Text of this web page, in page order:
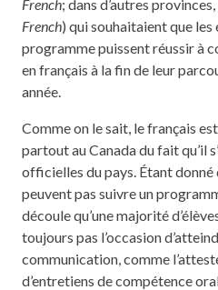
French; dans d’autres
French) qui souhaitaient que les
programme puissent réussir à
en français à la fin de leur
année.
Comme on le sait, le français
partout au Canada du fait qu’il
officielles du pays. Étant donné
peuvent pas suivre un
découle qu’une majorité
toujours pas l’occasion
communication, comme
d’entretiens de compétence